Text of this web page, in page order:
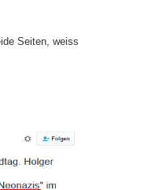
Seiten, weiss